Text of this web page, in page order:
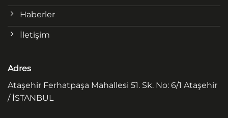
Haberler
İletişim
Adres
Ataşehir Ferhatpaşa Mahallesi 51. Sk. No: 6/1 Ataşehir
/ İSTANBUL